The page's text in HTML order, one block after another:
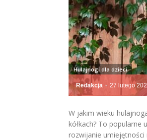
Redakcja - 27 lutego
Hulajnogi dla dzieci
W jakim wieku
kółkach? To popularne
rozwijanie umiejętności